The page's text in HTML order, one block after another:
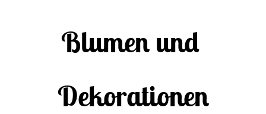
Blumen und
Dekorationen